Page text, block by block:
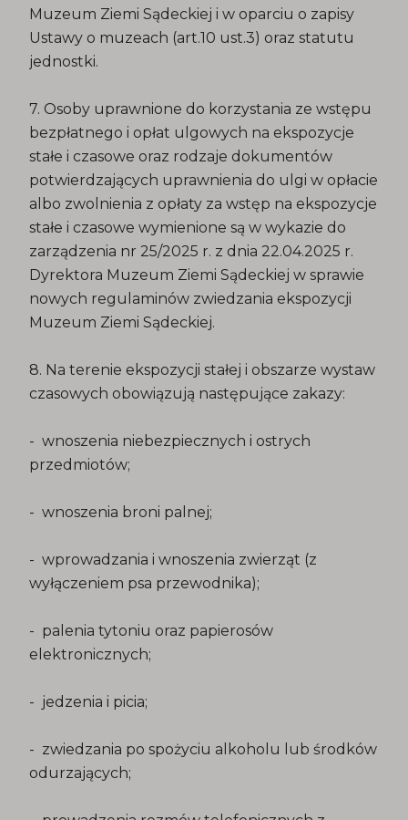
Muzeum Ziemi Sądeckiej i w oparciu o zapisy
Ustawy o muzeach (art.10 ust.3) oraz statutu
jednostki.
7. Osoby uprawnione do korzystania ze wstępu
bezpłatnego i opłat ulgowych na ekspozycje
stałe i czasowe oraz rodzaje dokumentów
potwierdzających uprawnienia do ulgi w opłacie
albo zwolnienia z opłaty za wstęp na ekspozycje
stałe i czasowe wymienione są w wykazie do
zarządzenia nr 25/2025 r. z dnia 22.04.2025 r.
Dyrektora Muzeum Ziemi Sądeckiej w sprawie
nowych regulaminów zwiedzania ekspozycji
Muzeum Ziemi Sądeckiej.
8. Na terenie ekspozycji stałej i obszarze wystaw
czasowych obowiązują następujące zakazy:
- wnoszenia niebezpiecznych i ostrych
przedmiotów;
- wnoszenia broni palnej;
- wprowadzania i wnoszenia zwierząt (z
wyłączeniem psa przewodnika);
- palenia tytoniu oraz papierosów
elektronicznych;
- jedzenia i picia;
- zwiedzania po spożyciu alkoholu lub środków
odurzających;